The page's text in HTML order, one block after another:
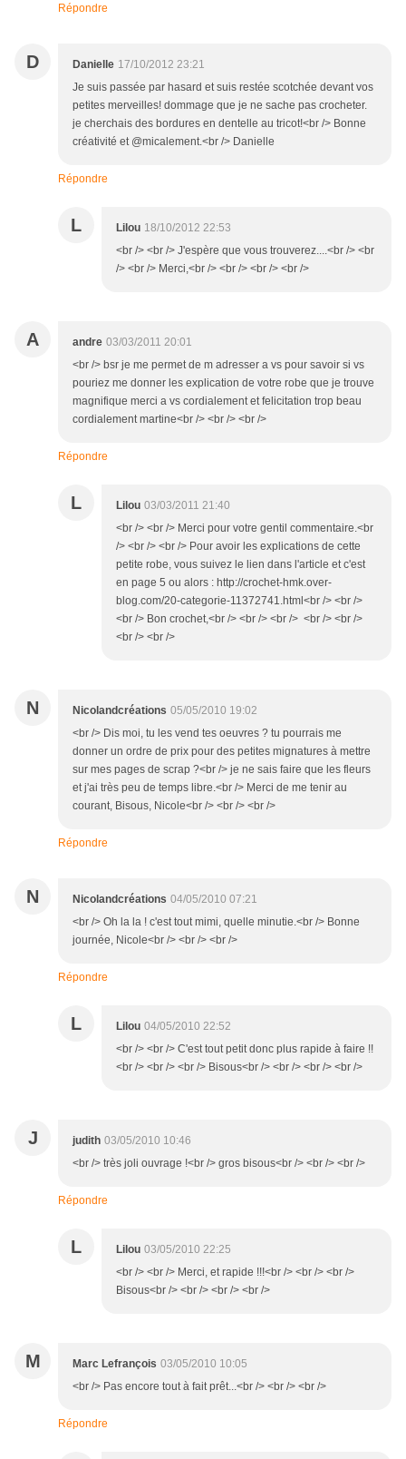
Répondre
D Danielle 17/10/2012 23:21
Je suis passée par hasard et suis restée scotchée devant vos
petites merveilles! dommage que je ne sache pas crocheter.
je cherchais des bordures en dentelle au tricot!<br /> Bonne
créativité et @micalement.<br /> Danielle
Répondre
L Lilou 18/10/2012 22:53
<br /> <br /> J'espère que vous trouverez....<br /> <br
/> <br /> Merci,<br /> <br /> <br /> <br />
A andre 03/03/2011 20:01
<br /> bsr je me permet de m adresser a vs pour savoir si vs
pouriez me donner les explication de votre robe que je trouve
magnifique merci a vs cordialement et felicitation trop beau
cordialement martine<br /> <br /> <br />
Répondre
L Lilou 03/03/2011 21:40
<br /> <br /> Merci pour votre gentil commentaire.<br
/> <br /> <br /> Pour avoir les explications de cette
petite robe, vous suivez le lien dans l'article et c'est
en page 5 ou alors : http://crochet-hmk.over-
blog.com/20-categorie-11372741.html<br /> <br />
<br /> Bon crochet,<br /> <br /> <br /> <br /> <br />
<br /> <br />
N Nicolandcréations 05/05/2010 19:02
<br /> Dis moi, tu les vend tes oeuvres ? tu pourrais me
donner un ordre de prix pour des petites mignatures à mettre
sur mes pages de scrap ?<br /> je ne sais faire que les fleurs
et j'ai très peu de temps libre.<br /> Merci de me tenir au
courant, Bisous, Nicole<br /> <br /> <br />
Répondre
N Nicolandcréations 04/05/2010 07:21
<br /> Oh la la ! c'est tout mimi, quelle minutie.<br /> Bonne
journée, Nicole<br /> <br /> <br />
Répondre
L Lilou 04/05/2010 22:52
<br /> <br /> C'est tout petit donc plus rapide à faire !!
<br /> <br /> <br /> Bisous<br /> <br /> <br /> <br />
J judith 03/05/2010 10:46
<br /> très joli ouvrage !<br /> gros bisous<br /> <br /> <br />
Répondre
L Lilou 03/05/2010 22:25
<br /> <br /> Merci, et rapide !!!<br /> <br /> <br />
Bisous<br /> <br /> <br /> <br />
M Marc Lefrançois 03/05/2010 10:05
<br /> Pas encore tout à fait prêt...<br /> <br /> <br />
Répondre